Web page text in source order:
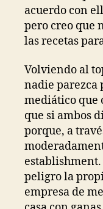
acuerdo con
pero creo que
las recetas
Volviendo al
nadie parezca
mediático que
que si ambos
porque, a
peligro la
empresa de